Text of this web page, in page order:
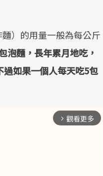
）的用量一般為每公斤
泡麵，長年累月地吃，
如果一個人每天吃5包
arrow_forward_ios 觀看更多